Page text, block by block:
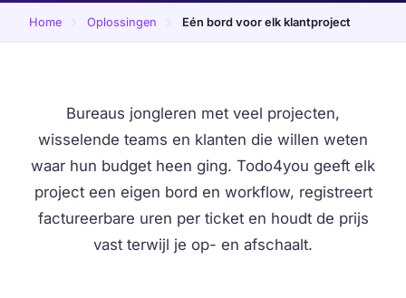
Home Oplossingen Eén bord voor elk klantproject
Bureaus jongleren met veel projecten,
wisselende teams en klanten die willen weten
waar hun budget heen ging. Todo4you geeft elk
project een eigen bord en workflow, registreert
factureerbare uren per ticket en houdt de prijs
vast terwijl je op- en afschaalt.